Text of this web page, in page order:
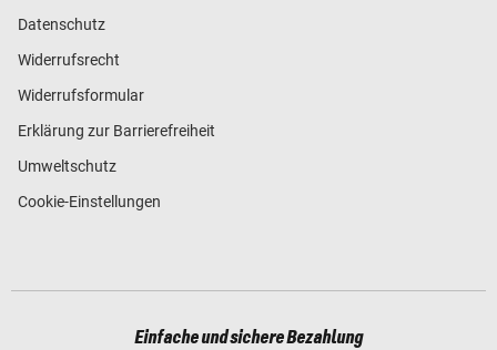
Datenschutz
Widerrufsrecht
Widerrufsformular
Erklärung zur Barrierefreiheit
Umweltschutz
Cookie-Einstellungen
Einfache und sichere Bezahlung